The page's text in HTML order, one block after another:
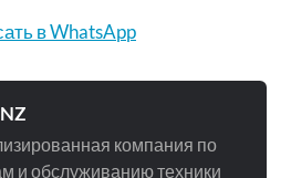
в WhatsApp
компания по
и обслуживанию техники